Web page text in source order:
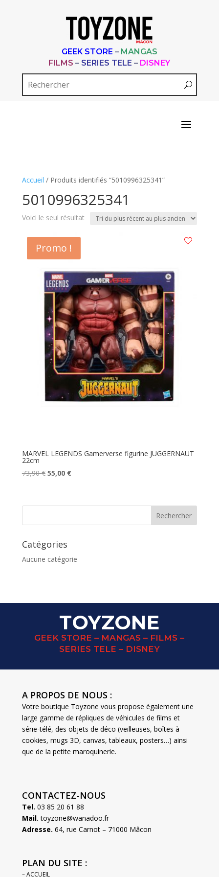
GEEK STORE – MANGAS
FILMS – SERIES TELE – DISNEY
Accueil / Produits identifiés “5010996325341”
5010996325341
Voici le seul résultat
Promo !
MARVEL LEGENDS Gamerverse figurine JUGGERNAUT
22cm
73,90€ Le
était :
55,00 €Le
est :
Catégories
Aucune catégorie
TOYZONE
GEEK STORE – MANGAS – FILMS –
SERIES TELE – DISNEY
A PROPOS DE NOUS :
Votre boutique Toyzone vous propose également une
large gamme de répliques de véhicules de films et
série-télé, des objets de déco (veilleuses, boîtes à
cookies, mugs 3D, canvas, tableaux, posters…) ainsi
que de la petite maroquinerie.
CONTACTEZ-NOUS
Tel. 03 85 20 61 88
Mail. toyzone@wanadoo.fr
Adresse. 64, rue Carnot – 71000 Mâcon
PLAN DU SITE :
– ACCUEIL